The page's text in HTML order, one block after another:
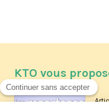
KTO vous